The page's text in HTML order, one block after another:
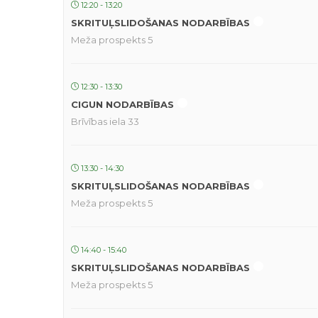
12:20 - 13:20
SKRITUĻSLIDOŠANAS NODARBĪBAS
Meža prospekts 5
12:30 - 13:30
CIGUN NODARBĪBAS
Brīvības iela 33
13:30 - 14:30
SKRITUĻSLIDOŠANAS NODARBĪBAS
Meža prospekts 5
14:40 - 15:40
SKRITUĻSLIDOŠANAS NODARBĪBAS
Meža prospekts 5